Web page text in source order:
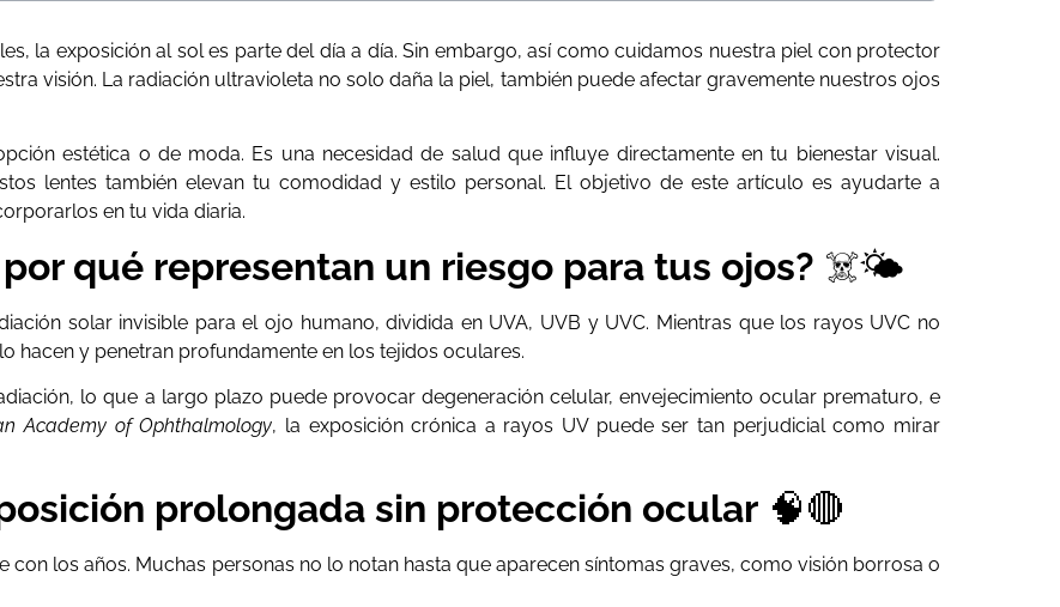
la exposición al sol es parte del día a día. Sin embargo, así como cuidamos nuestra piel con protector
visión. La radiación ultravioleta no solo daña la piel, también puede afectar gravemente nuestros ojos
estética o de moda. Es una necesidad de salud que influye directamente en tu bienestar visual.
lentes también elevan tu comodidad y estilo personal. El objetivo de este artículo es ayudarte a
en tu vida diaria.
qué representan un riesgo para tus ojos? ☠️🌤️
solar invisible para el ojo humano, dividida en UVA, UVB y UVC. Mientras que los rayos UVC no
hacen y penetran profundamente en los tejidos oculares.
lo que a largo plazo puede provocar degeneración celular, envejecimiento ocular prematuro, e
Academy of Ophthalmology, la exposición crónica a rayos UV puede ser tan perjudicial como mirar
prolongada sin protección ocular 🧠🔴
con los años. Muchas personas no lo notan hasta que aparecen síntomas graves, como visión borrosa o